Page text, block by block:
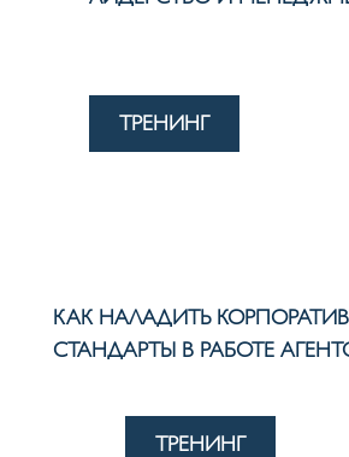
ТРЕНИНГ
КАК НАЛАДИТЬ
СТАНДАРТЫ В РАБОТЕ
ТРЕНИНГ